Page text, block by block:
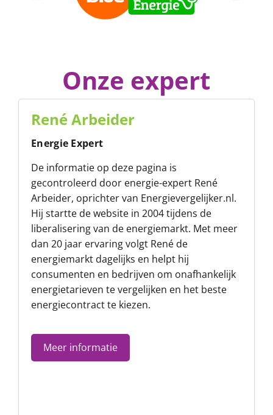
Onze expert
René Arbeider
Energie Expert
De informatie op deze pagina is
gecontroleerd door energie-expert René
Arbeider, oprichter van Energievergelijker.nl.
Hij startte de website in 2004 tijdens de
liberalisering van de energiemarkt. Met meer
dan 20 jaar ervaring volgt René de
energiemarkt dagelijks en helpt hij
consumenten en bedrijven om onafhankelijk
energietarieven te vergelijken en het beste
energiecontract te kiezen.
Meer informatie